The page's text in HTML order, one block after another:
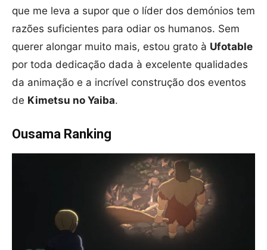
que me leva a supor que o líder dos demónios tem
razões suficientes para odiar os humanos. Sem
querer alongar muito mais, estou grato à Ufotable
por toda dedicação dada à excelente qualidades
da animação e a incrível construção dos eventos
de Kimetsu no Yaiba.
Ousama Ranking